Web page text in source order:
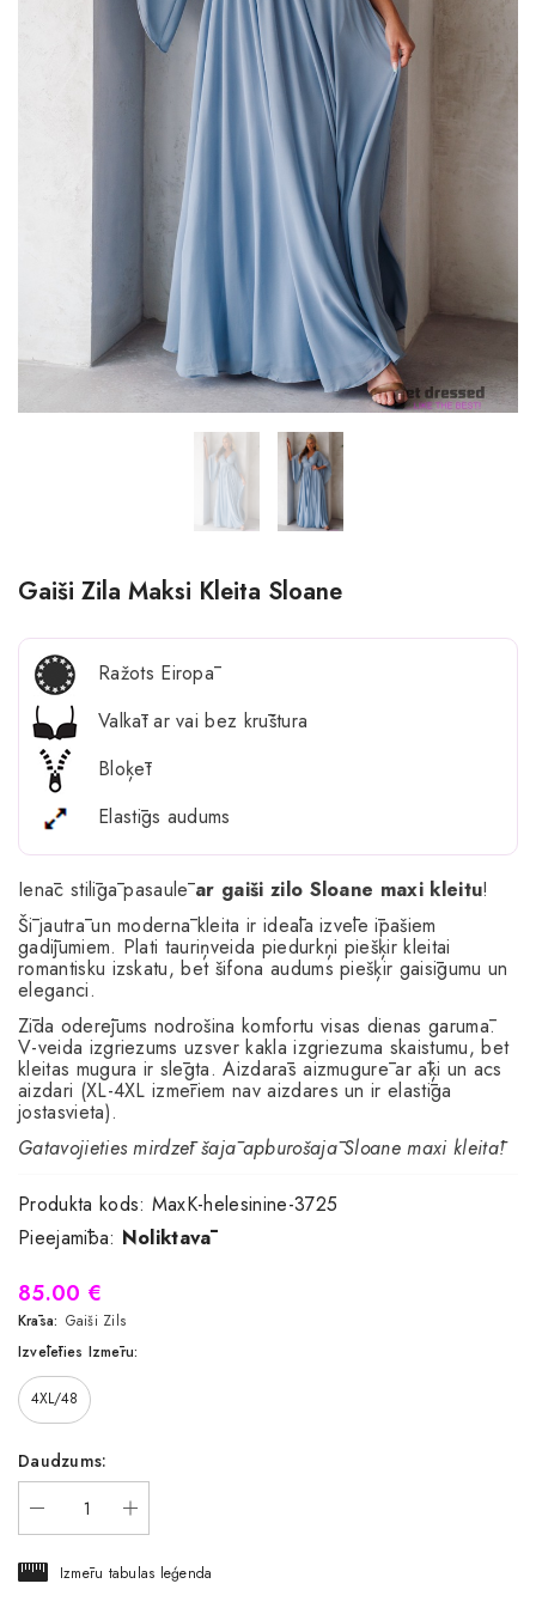
Gaiši Zila Maksi Kleita Sloane
Ražots Eiropā
Valkāt ar vai bez krūštura
Bloķēt
Elastīgs audums
Ienāc stilīgā pasaulēar gaiši zilo Sloane maxi kleitu!
Šī jautrā un modernā kleita ir ideāla izvēle īpašiem
gadījumiem. Plati tauriņveida piedurkņi piešķir kleitai
romantisku izskatu, bet šifona audums piešķir gaisīgumu un
eleganci.
Zīda oderējums nodrošina komfortu visas dienas garumā.
V-veida izgriezums uzsver kakla izgriezuma skaistumu, bet
kleitas mugura ir slēgta. Aizdarās aizmugurē ar āķi un acs
aizdari (XL-4XL izmēriem nav aizdares un ir elastīga
jostasvieta).
Gatavojieties mirdzēt šajā apburošajā Sloane maxi kleitā!
Produkta kods: MaxK-helesinine-3725
Pieejamība: Noliktavā
85.00 €
Krāsa: Gaiši Zils
Izvēlēties Izmēru:
4XL/48
Daudzums:
Izmēru tabulas leģenda